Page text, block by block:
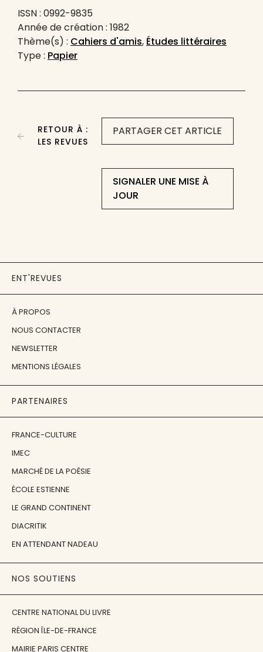
ISSN : 0992-9835
Année de création : 1982
Thème(s) : Cahiers d'amis, Études littéraires
Type : Papier
PARTAGER CET ARTICLE
SIGNALER UNE MISE À
JOUR
RETOUR À :
LES REVUES
ENT'REVUES
À PROPOS
NOUS CONTACTER
NEWSLETTER
MENTIONS LÉGALES
PARTENAIRES
FRANCE-CULTURE
IMEC
MARCHÉ DE LA POÉSIE
ÉCOLE ESTIENNE
LE GRAND CONTINENT
DIACRITIK
EN ATTENDANT NADEAU
NOS SOUTIENS
CENTRE NATIONAL DU LIVRE
RÉGION ÎLE-DE-FRANCE
MAIRIE PARIS CENTRE